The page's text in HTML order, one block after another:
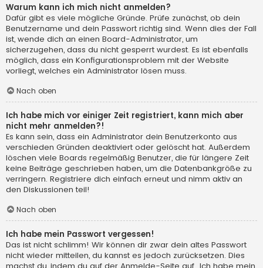
Warum kann ich mich nicht anmelden?
Dafür gibt es viele mögliche Gründe. Prüfe zunächst, ob dein
Benutzername und dein Passwort richtig sind. Wenn dies der Fall
ist, wende dich an einen Board-Administrator, um
sicherzugehen, dass du nicht gesperrt wurdest. Es ist ebenfalls
möglich, dass ein Konfigurationsproblem mit der Website
vorliegt, welches ein Administrator lösen muss.
Nach oben
Ich habe mich vor einiger Zeit registriert, kann mich aber
nicht mehr anmelden?!
Es kann sein, dass ein Administrator dein Benutzerkonto aus
verschieden Gründen deaktiviert oder gelöscht hat. Außerdem
löschen viele Boards regelmäßig Benutzer, die für längere Zeit
keine Beiträge geschrieben haben, um die Datenbankgröße zu
verringern. Registriere dich einfach erneut und nimm aktiv an
den Diskussionen teil!
Nach oben
Ich habe mein Passwort vergessen!
Das ist nicht schlimm! Wir können dir zwar dein altes Passwort
nicht wieder mitteilen, du kannst es jedoch zurücksetzen. Dies